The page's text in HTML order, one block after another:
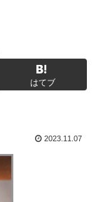
はてブ
2023.11.07